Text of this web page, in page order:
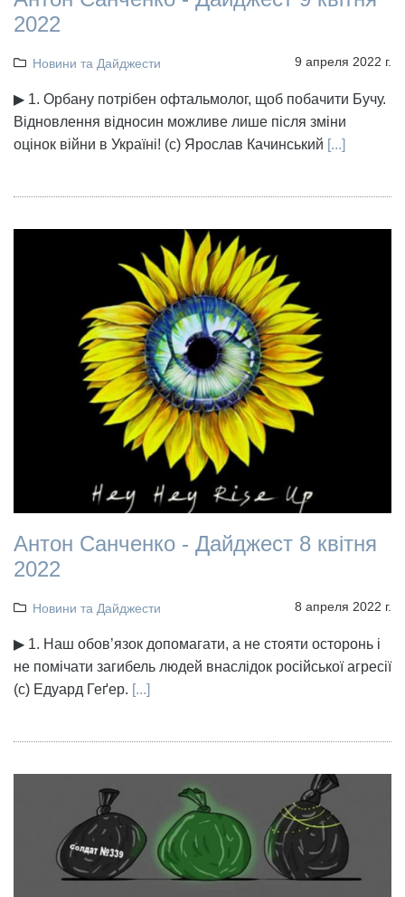
2022
Новини та Дайджести 9 апреля 2022 г.
▶ 1. Орбану потрібен офтальмолог, щоб побачити Бучу.
Відновлення відносин можливе лише після зміни
оцінок війни в Україні! (с) Ярослав Качинський [...]
Антон Санченко - Дайджест 8 квітня
2022
Новини та Дайджести 8 апреля 2022 г.
▶ 1. Наш обов’язок допомагати, а не стояти осторонь і
не помічати загибель людей внаслідок російської агресії
(с) Едуард Геґер. [...]